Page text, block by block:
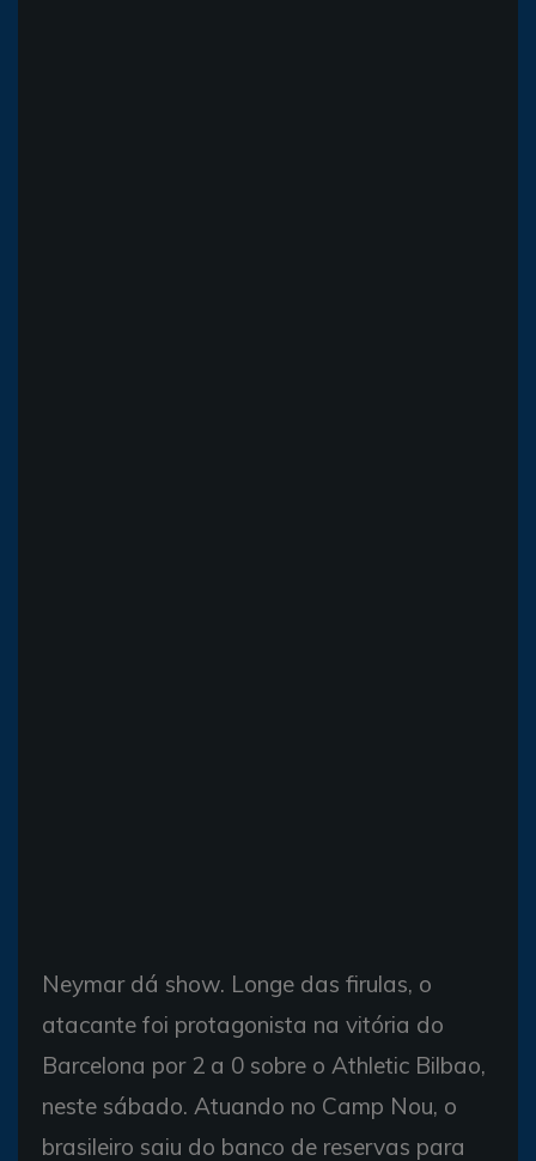
Neymar dá show. Longe das firulas, o
atacante foi protagonista na vitória do
Barcelona por 2 a 0 sobre o Athletic Bilbao,
neste sábado. Atuando no Camp Nou, o
brasileiro saiu do banco de reservas para